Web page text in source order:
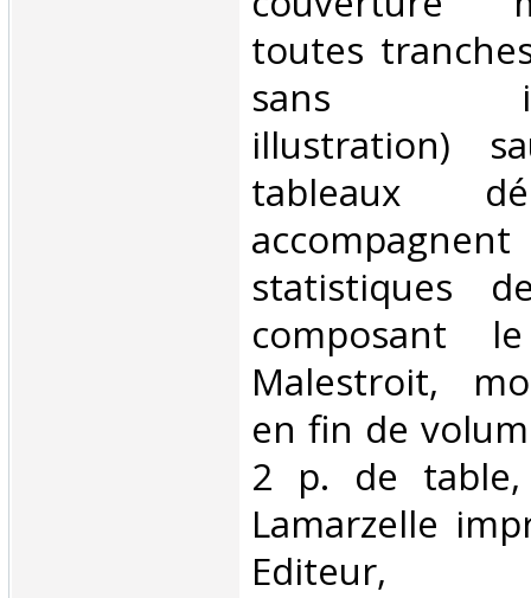
toutes
sans
illustration)
tableaux
statistiques
composant
Malestroit,
en fin de
2 p. de table,
Lamarzelle
Editeur, ‎